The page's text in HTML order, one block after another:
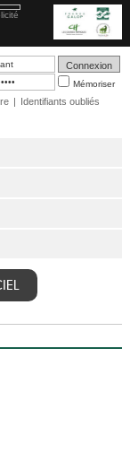
Mémoriser
| Identifiants oubliés